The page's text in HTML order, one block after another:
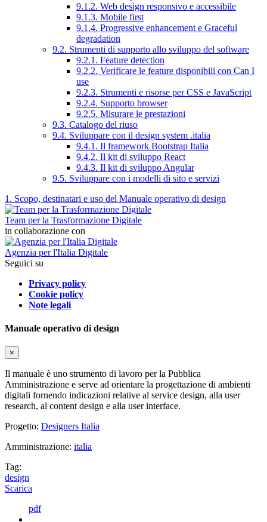
9.1.2. Web design responsivo e accessibile
9.1.3. Mobile first
9.1.4. Progressive enhancement e Graceful
degradation
9.2. Strumenti di supporto allo sviluppo del software
9.2.1. Feature detection
9.2.2. Verificare le feature disponibili con Can I
use
9.2.3. Strumenti e risorse per CSS e JavaScript
9.2.4. Supporto browser
9.2.5. Misurare le prestazioni
9.3. Catalogo del riuso
9.4. Sviluppare con il design system .italia
9.4.1. Il framework Bootstrap Italia
9.4.2. Il kit di sviluppo React
9.4.3. Il kit di sviluppo Angular
9.5. Sviluppare con i modelli di sito e servizi
1. Scopo, destinatari e uso del Manuale operativo di design
Team per la Trasformazione Digitale
in collaborazione con
Agenzia per l'Italia Digitale
Seguici su
Privacy policy
Cookie policy
Note legali
Manuale operativo di design
×
Il manuale è uno strumento di lavoro per la Pubblica
Amministrazione e serve ad orientare la progettazione di ambienti
digitali fornendo indicazioni relative al service design, alla user
research, al content design e alla user interface.
Progetto: Designers Italia
Amministrazione: italia
Tag:
design
Scarica
pdf